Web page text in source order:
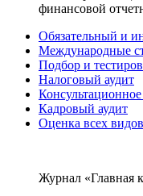
финансовой
Обязательный и
Международные
Подбор и
Налоговый аудит
Кадровый аудит
Оценка всех
Журнал «Главная